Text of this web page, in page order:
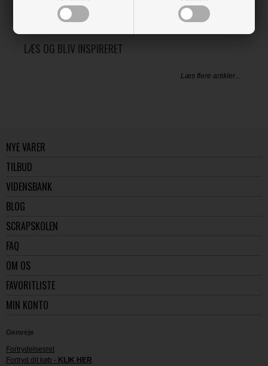
LÆS OG BLIV INSPIRERET
Læs flere artikler...
NYE VARER
TILBUD
VIDENSBANK
BLOG
SCRAPSKOLEN
FAQ
OM OS
FAVORITLISTE
MIN KONTO
Genveje
Fortrydelsesret
Fortryd dit køb - KLIK HER